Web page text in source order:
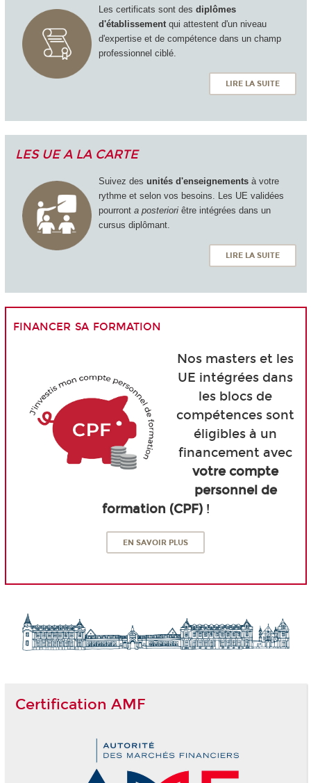
Les certificats sont des diplômes
d'établissementqui attestent d'un niveau
d'expertise et de compétence dans un champ
professionnel ciblé.
LIRE LA SUITE
LES UE A LA CARTE
Suivez des unités d'enseignementsà votre
rythme et selon vos besoins. Les UE validées
pourront a posterioriêtre intégrées dans un
cursus diplômant.
LIRE LA SUITE
financer sa formation
Nos masters et les
UE intégrées dans
les blocs de
compétences sont
éligibles à un
financement avec
votre compte
personnel de
formation (CPF)!
EN SAVOIR PLUS
Certification AMF